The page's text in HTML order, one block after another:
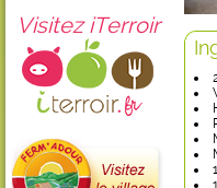
Visitez iTerroir